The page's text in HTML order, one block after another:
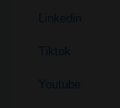
Linkedin
Tiktok
Youtube